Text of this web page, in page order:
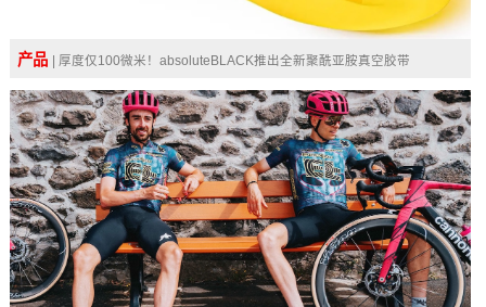
产品 | 厚度仅100微米！absoluteBLACK推出全新聚酰亚胺真空胶带